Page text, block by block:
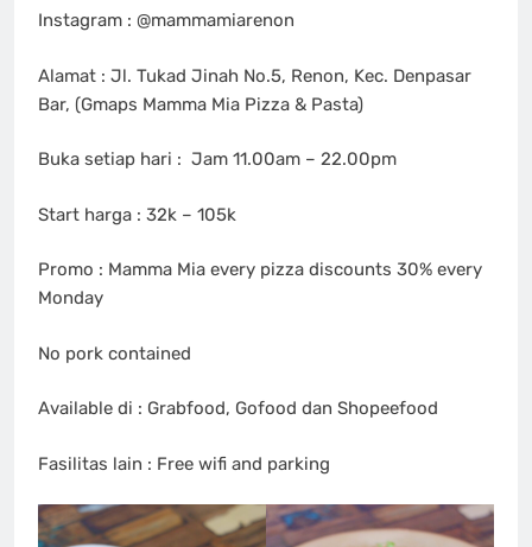
Instagram : @mammamiarenon
Alamat : Jl. Tukad Jinah No.5, Renon, Kec. Denpasar
Bar, (Gmaps Mamma Mia Pizza & Pasta)
Buka setiap hari : Jam 11.00am – 22.00pm
Start harga : 32k – 105k
Promo : Mamma Mia every pizza discounts 30% every
Monday
No pork contained
Available di : Grabfood, Gofood dan Shopeefood
Fasilitas lain : Free wifi and parking